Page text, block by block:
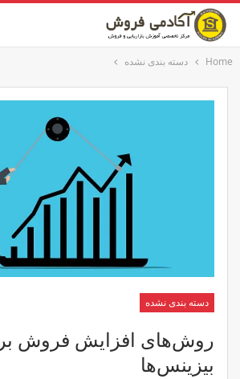
Home دسته بندی نشده
دسته بندی نشده
روش‌های افزایش فروش
بیزینس‌ها